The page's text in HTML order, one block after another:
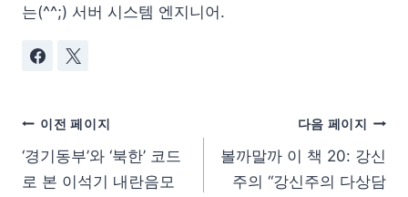
는(^^;) 서버 시스템 엔지니어.
이전 페이지
‘경기동부’와 ‘북한’ 코드
로 본 이석기 내란음모
다음 페이지
볼까말까 이 책 20: 강신
주의 “강신주의 다상담